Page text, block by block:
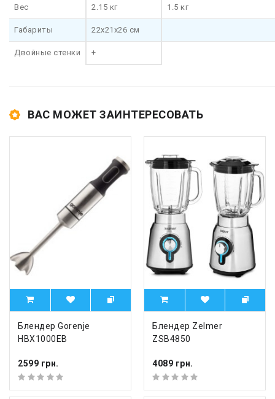
Вес 2.15 кг 1.5 кг
Габариты 22x21x26 см
Двойные стенки +
ВАС МОЖЕТ ЗАИНТЕРЕСОВАТЬ
Блендер Gorenje
HBX1000EB
2599 грн.
Блендер Zelmer
ZSB4850
4089 грн.